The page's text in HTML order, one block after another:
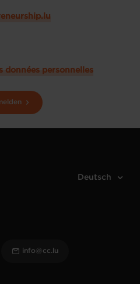
données personnelles
info@cc.lu